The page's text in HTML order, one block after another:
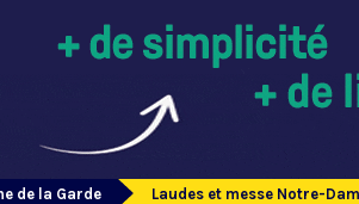
de la Garde Laudes et messe Notre-